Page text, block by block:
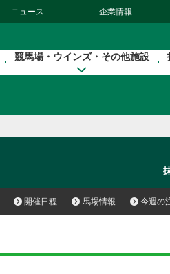
ニュース 企業情報
競馬場・ウインズ・その他施設
開催日程 馬場情報 今週の